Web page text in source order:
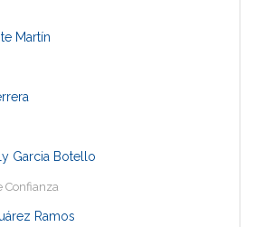
Martín
Garcia Botello
Confianza
Ramos